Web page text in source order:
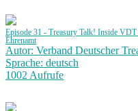
Episode 31 - Treasury Talk! Inside
Ehrenamt
Autor: Verband Deutscher
Sprache: deutsch
1002 Aufrufe